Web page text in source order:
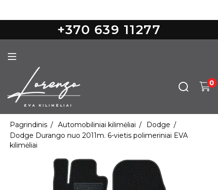
+370 639 11277
0
Pagrindinis Automobiliniai kilimėliai
Dodge
Dodge Durango nuo 2011m. 6-vietis polimeriniai EVA
kilimėliai